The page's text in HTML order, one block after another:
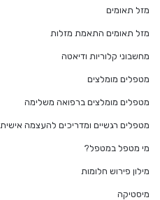
מזל תאומים
מזל תאומים התאמת מזלות
מחשבוני קלוריות ודיאטה
מטפלים מומלצים
מטפלים מומלצים ברפואה משלימה
מטפלים רגשיים ומדריכים להעצמה אישית
מי מטפל במטפל?
מילון פירוש חלומות
מיסטיקה